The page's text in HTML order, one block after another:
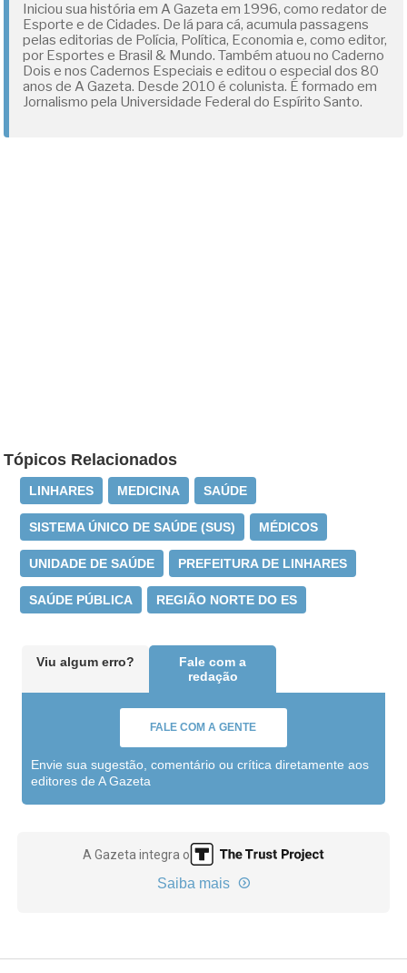
Iniciou sua história em A Gazeta em 1996, como redator de
Esporte e de Cidades. De lá para cá, acumula passagens
pelas editorias de Polícia, Política, Economia e, como editor,
por Esportes e Brasil & Mundo. Também atuou no Caderno
Dois e nos Cadernos Especiais e editou o especial dos 80
anos de A Gazeta. Desde 2010 é colunista. É formado em
Jornalismo pela Universidade Federal do Espírito Santo.
Tópicos Relacionados
LINHARES MEDICINA SAÚDE
SISTEMA ÚNICO DE SAÚDE (SUS) MÉDICOS
UNIDADE DE SAÚDE PREFEITURA DE LINHARES
SAÚDE PÚBLICA REGIÃO NORTE DO ES
Viu algum erro?
Fale com a
redação
FALE COM A GENTE
Envie sua sugestão, comentário ou crítica diretamente aos
editores de A Gazeta
A Gazeta integra o
Saiba mais